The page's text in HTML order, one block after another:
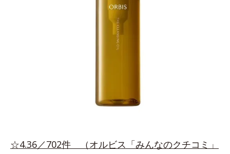
☆4.36／702件 （オルビス「みんなのクチコミ」